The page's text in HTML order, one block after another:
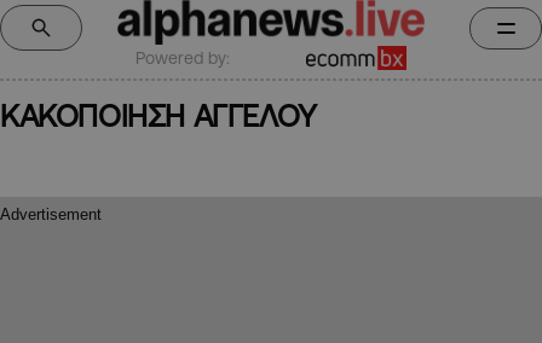
Powered by:
ΚΑΚΟΠΟΙΗΣΗ ΑΓΓΕΛΟΥ